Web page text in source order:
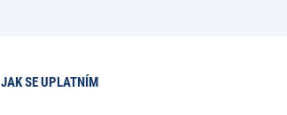
JAK SE UPLATNÍM